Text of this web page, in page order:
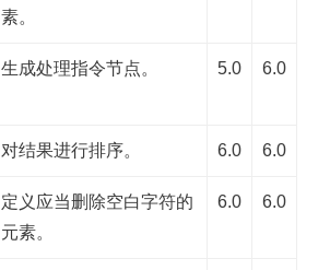
素。
生成处理指令节点。 5.0 6.0
对结果进行排序。 6.0 6.0
定义应当删除空白字符的
元素。
6.0 6.0